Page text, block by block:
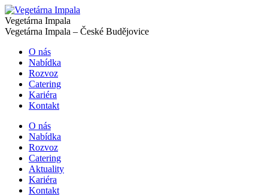
Vegetárna Impala
Vegetárna Impala – České Budějovice
O nás
Nabídka
Rozvoz
Catering
Kariéra
Kontakt
O nás
Nabídka
Rozvoz
Catering
Aktuality
Kariéra
Kontakt